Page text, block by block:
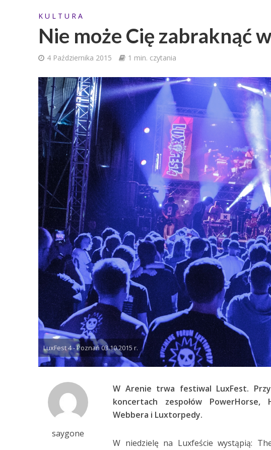
K U L T U R A
Nie może Cię zabraknąć
4 Października 2015 1 min. czytania
LuxFest 4 - Poznań 03.10.2015 r.
saygone
W Arenie trwa festiwal LuxFest.
koncertach zespołów
Webbera i Luxtorpedy.
W niedzielę na Luxfeście wystąpią: